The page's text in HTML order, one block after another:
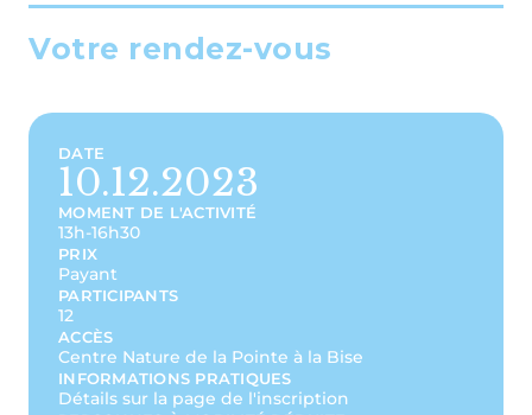
Votre rendez-vous
DATE
10.12.2023
MOMENT DE L'ACTIVITÉ
13h-16h30
PRIX
Payant
PARTICIPANTS
12
ACCÈS
Centre Nature de la Pointe à la Bise
INFORMATIONS PRATIQUES
Détails sur la page de l'inscription